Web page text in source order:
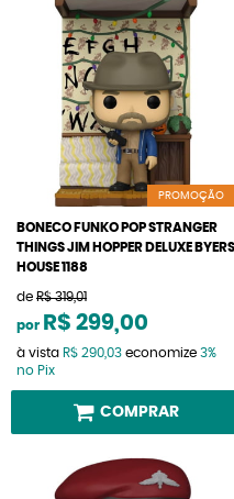
PROMOÇÃO
BONECO FUNKO POP STRANGER
THINGS JIM HOPPER DELUXE BYERS
HOUSE 1188
de R$ 319,01
por R$ 299,00
à vista R$ 290,03 economize 3%
no Pix
COMPRAR